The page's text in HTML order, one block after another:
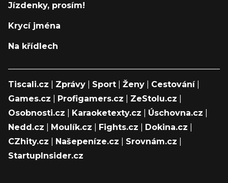
Jízdenky, prosím!
Krycí jména
Na křídlech
Tiscali.cz Zprávy Sport Ženy Cestování|
Games.cz
Profigamers.cz ZeStolu.cz
Osobnosti.cz
Karaoketexty.cz Úschovna.cz
Nedd.cz
Moulík.cz Fights.cz Dokina.cz
CZhity.cz
Našepeníze.cz Srovnám.cz
StartupInsider.cz